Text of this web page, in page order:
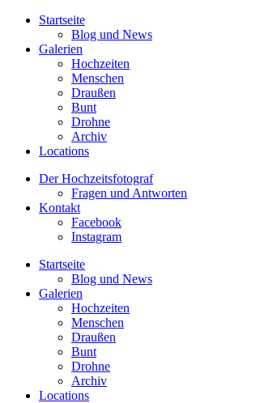
Startseite
Blog und News
Galerien
Hochzeiten
Menschen
Draußen
Bunt
Drohne
Archiv
Locations
Der Hochzeitsfotograf
Fragen und Antworten
Kontakt
Facebook
Instagram
Startseite
Blog und News
Galerien
Hochzeiten
Menschen
Draußen
Bunt
Drohne
Archiv
Locations